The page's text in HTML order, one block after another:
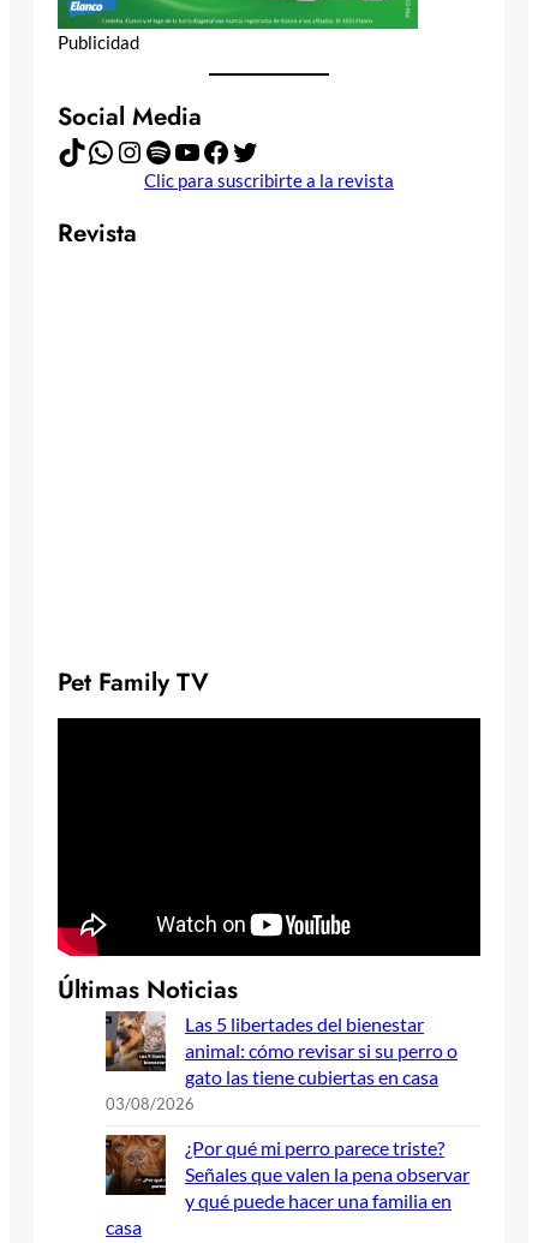
Publicidad
Social Media
TikTok WhatsApp Instagram Spotify YouTube Facebook Twitter
Clic para suscribirte a la revista
Revista
Pet Family TV
Últimas Noticias
Las 5 libertades del bienestar
animal: cómo revisar si su perro o
gato las tiene cubiertas en casa
03/08/2026
¿Por qué mi perro parece triste?
Señales que valen la pena observar
y qué puede hacer una familia en
casa